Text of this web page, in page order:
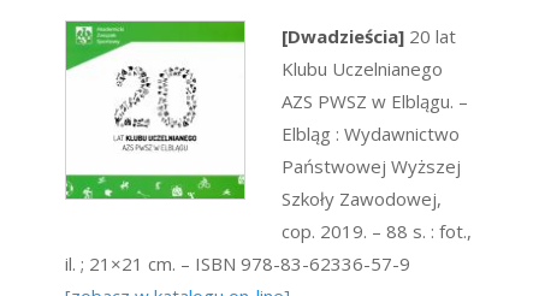
[Dwadzieścia] 20 lat
Klubu Uczelnianego
AZS PWSZ w Elblągu. –
Elbląg : Wydawnictwo
Państwowej Wyższej
Szkoły Zawodowej,
cop. 2019. – 88 s. : fot.,
il. ; 21×21 cm. – ISBN 978-83-62336-57-9